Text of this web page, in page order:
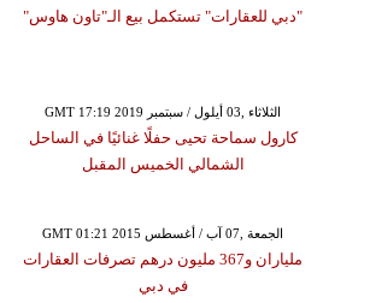
"دبي للعقارات" تستكمل بيع الـ"تاون هاوس"
GMT 17:19 2019 الثلاثاء ,03 أيلول / سبتمبر
كارول سماحة تحيى حفلًا غنائيًا في الساحل
الشمالي الخميس المقبل
GMT 01:21 2015 الجمعة ,07 آب / أغسطس
ملياران و367 مليون درهم تصرفات العقارات
في دبي